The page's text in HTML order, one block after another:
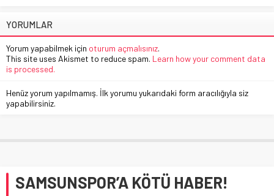
YORUMLAR
Yorum yapabilmek için oturum açmalısınız.
This site uses Akismet to reduce spam. Learn how your comment data
is processed.
Henüz yorum yapılmamış. İlk yorumu yukarıdaki form aracılığıyla siz
yapabilirsiniz.
SAMSUNSPOR’A KÖTÜ HABER!